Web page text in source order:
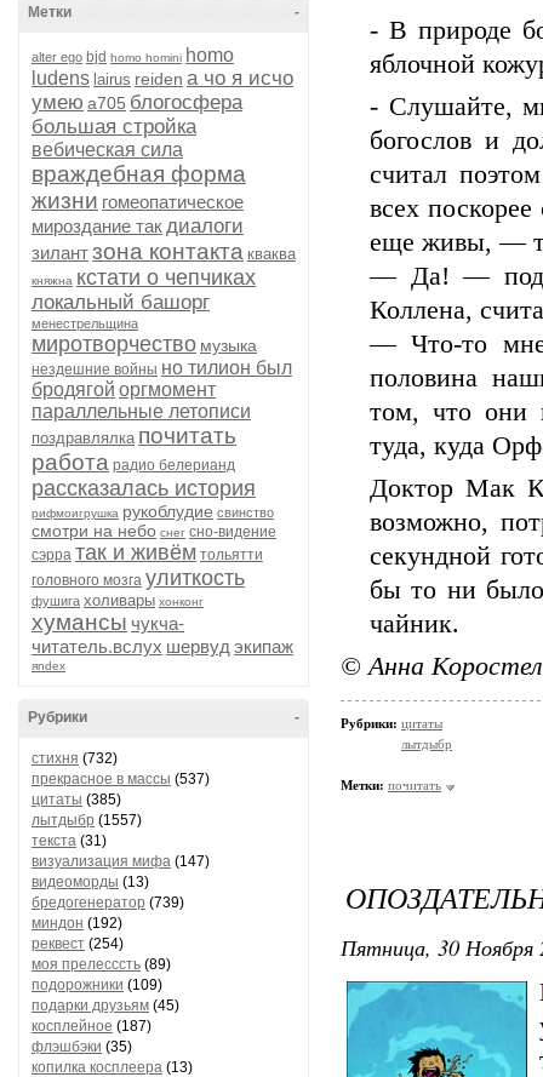
-
Метки
alter ego bjd homo homini homo
ludens lairus reiden а чо я исчо
умею а705 блогосфера
большая стройка
вебическая сила
враждебная форма
жизни гомеопатическое
мироздание такдиалоги
зилантзона контакта кваква
княжна кстати о чепчиках
локальный башорг
менестрельщина
миротворчество музыка
нездешние войны но тилион был
бродягой оргмомент
параллельные летописи
поздравлялка почитать
работа радио белерианд
рассказалась история
рифмоигрушка рукоблудие свинство
смотри на небо снег сно-видение
сэрра так и живём тольятти
головного мозга улиткость
фушига холивары хонконг
хумансы чукча-
читатель.вслух шервуд экипаж
яndex
-
Рубрики
стихня (732)
прекрасное в массы (537)
цитаты (385)
лытдыбр (1557)
текста (31)
визуализация мифа (147)
видеоморды (13)
бредогенератор (739)
миндон (192)
реквест (254)
моя прелесссть (89)
подорожники (109)
подарки друзьям (45)
косплейное (187)
флэшбэки (35)
копилка косплеера (13)
- В природе
яблочной
- Слушайте,
богослов и
считал
всех
еще живы, —
— Да! —
Коллена,
— Что-то
половина
том, что они
туда, куда
Доктор Мак
возможно,
секундной
бы то ни
чайник.
© Анна
Рубрики: цитаты
лытдыбр
Метки: почитать
Пятница, 30 Ноября